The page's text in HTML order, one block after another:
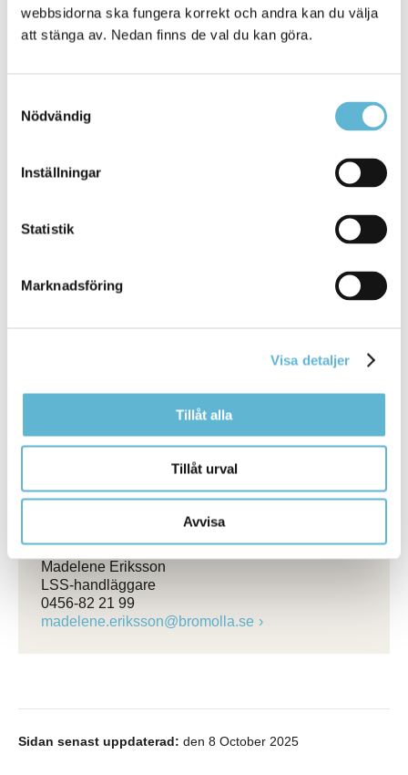
webbsidorna ska fungera korrekt och andra kan du välja
att stänga av. Nedan finns de val du kan göra.
Nödvändig
Inställningar
Statistik
Marknadsföring
Visa detaljer
Tillåt alla
Tillåt urval
Avvisa
* Uppgifter markerade med stjärna måste fyllas i.
Personuppgifterna behandlas i syfte att kunna
www.bromolla.se/personuppgifter
Skicka anmälan
Beata Vernersson
(SMS0709-17 14 47)
beata.vernersson@bromolla.se
Anton Andersson
Madelene Eriksson
LSS-handläggare
0456-82 21 99
madelene.eriksson@bromolla.se
Sidan senast uppdaterad: den 8 October 2025